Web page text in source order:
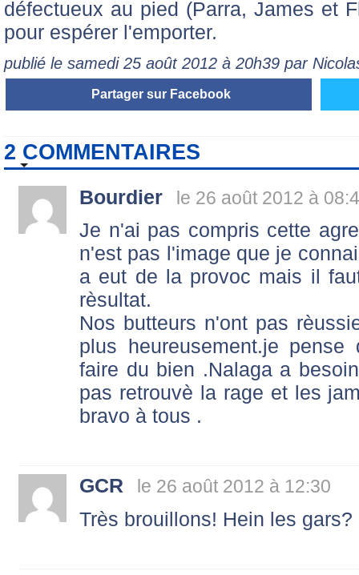
défectueux au pied (Parra, James et
pour espérer l'emporter.
publié le samedi 25 août 2012 à 20h39 par
Partager sur Facebook
2 COMMENTAIRES
Bourdier le 26 août 2012 à
Je n'ai pas compris cette
n'est pas l'image que je
a eut de la provoc mais il
rèsultat.
Nos butteurs n'ont pas
plus heureusement.je
faire du bien .Nalaga a
pas retrouvè la rage et les
bravo à tous .
GCR le 26 août 2012 à 12:30
Très brouillons! Hein les gars?